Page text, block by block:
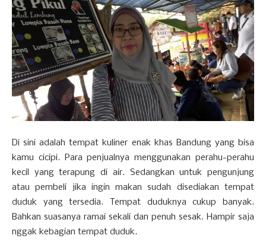
Di sini adalah tempat kuliner enak khas Bandung yang bisa
kamu cicipi. Para penjualnya menggunakan perahu-perahu
kecil yang terapung di air. Sedangkan untuk pengunjung
atau pembeli jika ingin makan sudah disediakan tempat
duduk yang tersedia. Tempat duduknya cukup banyak.
Bahkan suasanya ramai sekali dan penuh sesak. Hampir saja
nggak kebagian tempat duduk.